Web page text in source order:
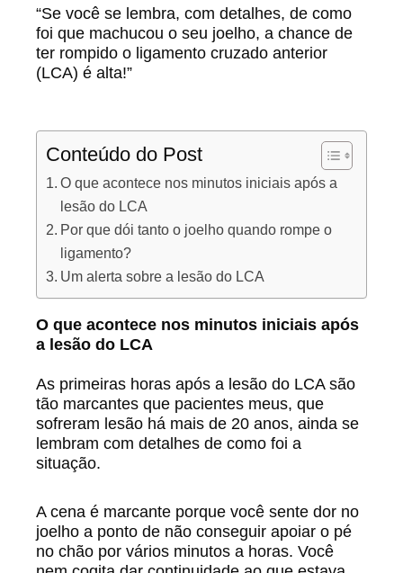
“Se você se lembra, com detalhes, de como
foi que machucou o seu joelho, a chance de
ter rompido o ligamento cruzado anterior
(LCA) é alta!”
Conteúdo do Post
O que acontece nos minutos iniciais após a
lesão do LCA
Por que dói tanto o joelho quando rompe o
ligamento?
Um alerta sobre a lesão do LCA
O que acontece nos minutos iniciais após
a lesão do LCA
As primeiras horas após a lesão do LCA são
tão marcantes que pacientes meus, que
sofreram lesão há mais de 20 anos, ainda se
lembram com detalhes de como foi a
situação.
A cena é marcante porque você sente dor no
joelho a ponto de não conseguir apoiar o pé
no chão por vários minutos a horas. Você